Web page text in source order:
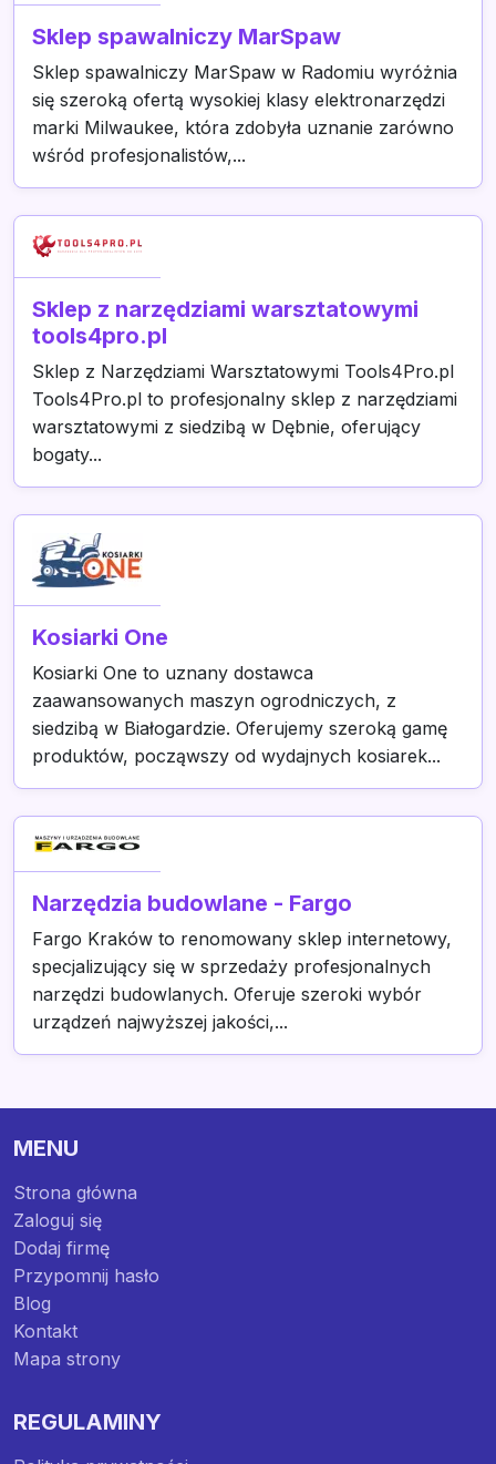
Sklep spawalniczy MarSpaw
Sklep spawalniczy MarSpaw w Radomiu wyróżnia
się szeroką ofertą wysokiej klasy elektronarzędzi
marki Milwaukee, która zdobyła uznanie zarówno
wśród profesjonalistów,...
Sklep z narzędziami warsztatowymi
tools4pro.pl
Sklep z Narzędziami Warsztatowymi Tools4Pro.pl
Tools4Pro.pl to profesjonalny sklep z narzędziami
warsztatowymi z siedzibą w Dębnie, oferujący
bogaty...
Kosiarki One
Kosiarki One to uznany dostawca
zaawansowanych maszyn ogrodniczych, z
siedzibą w Białogardzie. Oferujemy szeroką gamę
produktów, począwszy od wydajnych kosiarek...
Narzędzia budowlane - Fargo
Fargo Kraków to renomowany sklep internetowy,
specjalizujący się w sprzedaży profesjonalnych
narzędzi budowlanych. Oferuje szeroki wybór
urządzeń najwyższej jakości,...
MENU
Strona główna
Zaloguj się
Dodaj firmę
Przypomnij hasło
Blog
Kontakt
Mapa strony
REGULAMINY